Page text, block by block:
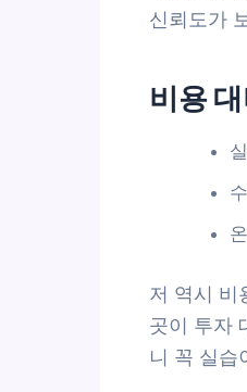
신뢰도가
비용
저 역시 비
곳이 투자
니 꼭 실습